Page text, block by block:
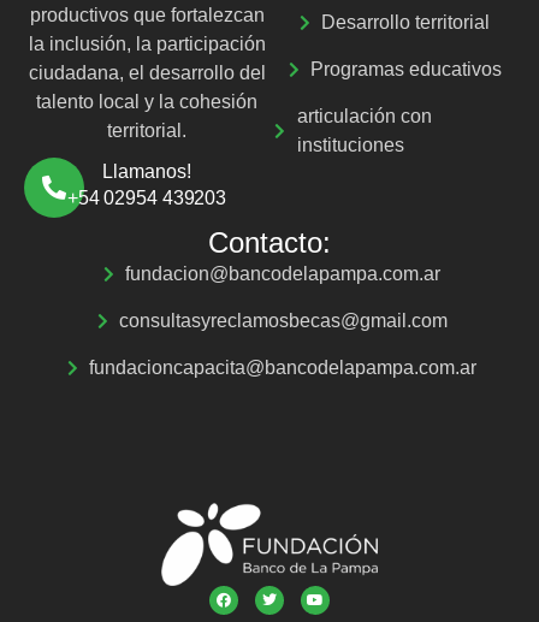
productivos que fortalezcan
la inclusión, la participación
ciudadana, el desarrollo del
talento local y la cohesión
territorial.
Llamanos!
+54 02954 439203
Desarrollo territorial
Programas educativos
articulación con
instituciones
Contacto:
fundacion@bancodelapampa.com.ar
consultasyreclamosbecas@gmail.com
fundacioncapacita@bancodelapampa.com.ar